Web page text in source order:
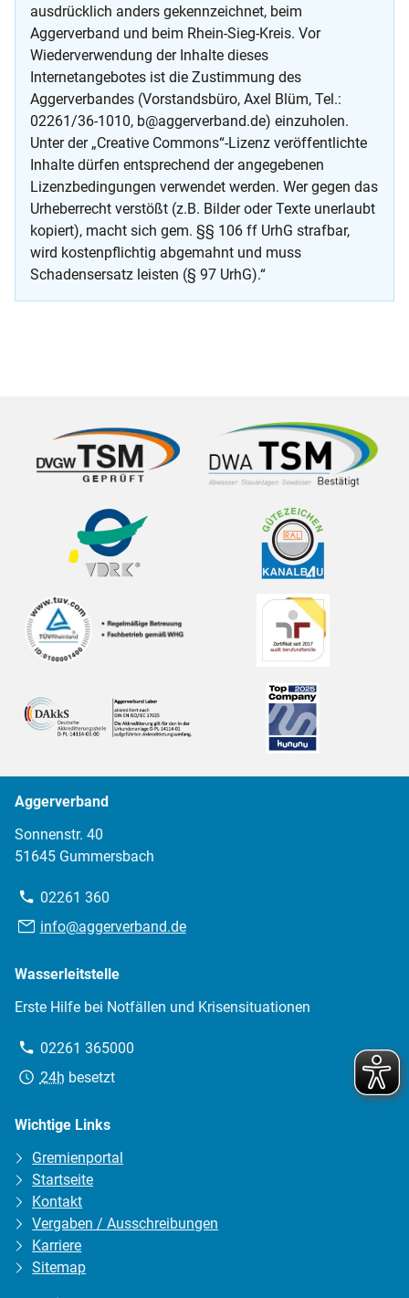
ausdrücklich anders gekennzeichnet, beim
Aggerverband und beim Rhein-Sieg-Kreis. Vor
Wiederverwendung der Inhalte dieses
Internetangebotes ist die Zustimmung des
Aggerverbandes (Vorstandsbüro, Axel Blüm, Tel.:
02261/36-1010, b@aggerverband.de) einzuholen.
Unter der „Creative Commons“-Lizenz veröffentlichte
Inhalte dürfen entsprechend der angegebenen
Lizenzbedingungen verwendet werden. Wer gegen das
Urheberrecht verstößt (z.B. Bilder oder Texte unerlaubt
kopiert), macht sich gem. §§ 106 ff UrhG strafbar,
wird kostenpflichtig abgemahnt und muss
Schadensersatz leisten (§ 97 UrhG).“
Aggerverband
Sonnenstr. 40
51645 Gummersbach
Telefon:
02261 360
E-info@aggerverband.de
Wasserleitstelle
Erste Hilfe bei Notfällen und Krisensituationen
Telefon:
02261 365000
Erreichbarkeit:
24h besetzt
Wichtige Links
Gremienportal
Startseite
Kontakt
Vergaben / Ausschreibungen
Karriere
Sitemap